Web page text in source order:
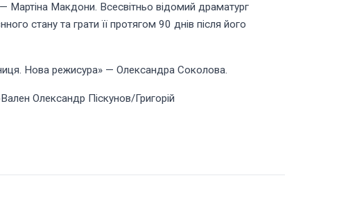
Мартіна Макдони. Всесвітньо відомий драматург
стану та грати її протягом 90 днів після його
Нова режисура» — Олександра Соколова.
Олександр Піскунов/Григорій